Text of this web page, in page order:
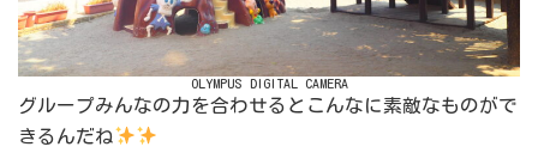
OLYMPUS DIGITAL CAMERA
グループみんなの力を合わせるとこんなに素敵なものがで
きるんだね